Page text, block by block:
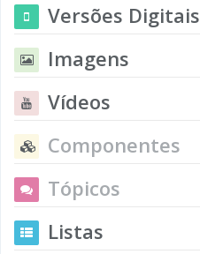
Versões Digitais
Imagens
Vídeos
Componentes
Tópicos
Listas